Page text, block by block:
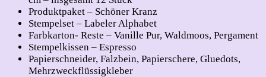
Produktpaket – Schöner Kranz
Stempelset – Labeler Alphabet
Farbkarton- Reste – Vanille Pur, Waldmoos, Pergament
Stempelkissen – Espresso
Papierschneider, Falzbein, Papierschere, Gluedots,
Mehrzweckflüssigkleber